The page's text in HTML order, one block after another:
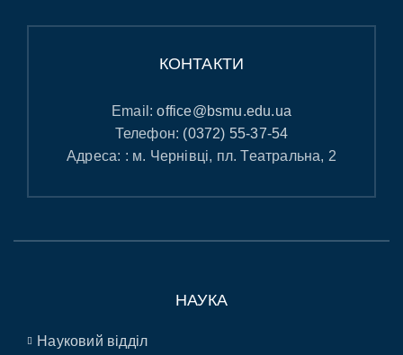
КОНТАКТИ
Email:office@bsmu.edu.ua
Телефон: (0372) 55-37-54
Адреса: : м. Чернівці, пл. Театральна, 2
НАУКА
Науковий відділ